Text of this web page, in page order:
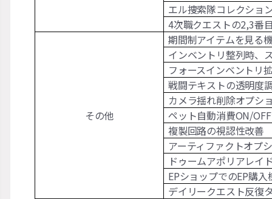
エル捜索隊コレクショ
4次職クエストの2,3番
その他
期間制アイテムを見る
インベントリ整列時、
フォースインベントリ
戦闘テキストの透明度
カメラ揺れ削除オプシ
ペット自動消費ON/
複製回路の視認性改善
アーティファクトオプ
ドゥームアポリアレイ
EPショップでのEP購入
デイリークエスト反復